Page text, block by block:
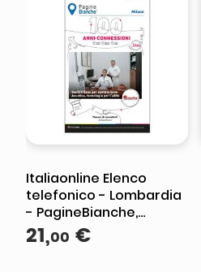
Italiaonline Elenco
telefonico - Lombardia
- PagineBianche,
PagineGialle e
TuttoCittà
21,00 €